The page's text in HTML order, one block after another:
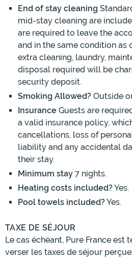
End of stay cleaning
mid-stay cleaning are
are required to leave the
and in the same condition as
extra cleaning, laundry,
disposal required will be
security deposit.
Smoking Allowed? Outside
Insurance Guests are
a valid insurance policy,
cancellations, loss of
liability and any accidental
their stay.
Minimum stay 7 nights.
Heating costs included?Yes.
Pool towels included?Yes.
TAXE DE SÉJOUR
Le cas échéant, Pure France est
verser les taxes de séjour